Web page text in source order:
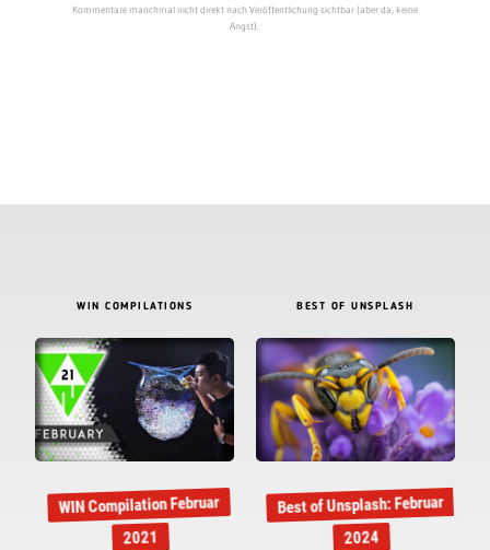
Kommentare manchmal nicht direkt nach Veröffentlichung sichtbar (aber da, keine
Angst).
WIN COMPILATIONS
WIN Compilation Februar
2021
BEST OF UNSPLASH
Best of Unsplash: Februar
2024